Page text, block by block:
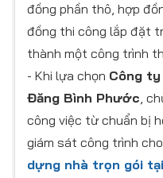
đồng phần thô, hợp
đồng thi công lắp đặt
thành một công trình
- Khi lựa chọn Công
Đăng Bình Phước,
công việc từ chuẩn bị
giám sát công trình
dựng nhà trọn gói